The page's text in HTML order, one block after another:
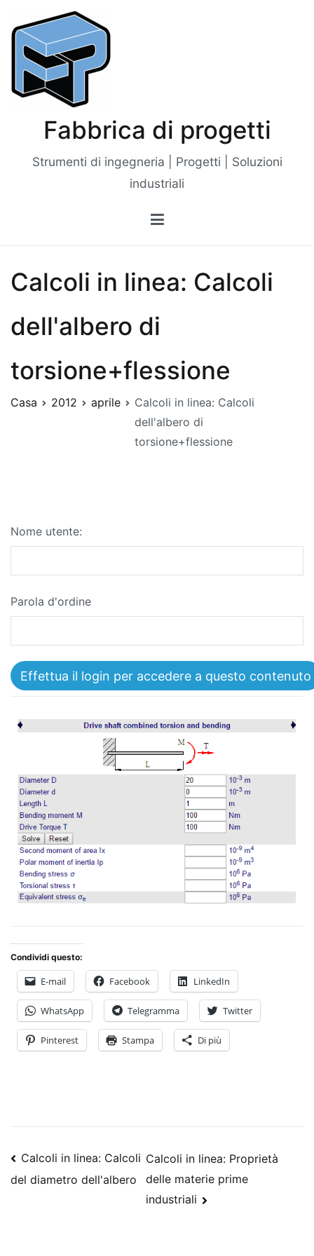
contenuto
Fabbrica di progetti
Strumenti di ingegneria | Progetti | Soluzioni
industriali
Calcoli in linea: Calcoli
dell'albero di
torsione+flessione
Casa 2012 aprile
Calcoli in linea: Calcoli
dell'albero di
torsione+flessione
Nome utente:
Parola d'ordine
Condividi questo:
E-mail Facebook LinkedIn
WhatsApp Telegramma Twitter
Pinterest Stampa Di più
Posta
navigazione
Calcoli in linea: Calcoli
del diametro dell'albero
Calcoli in linea: Proprietà
delle materie prime
industriali